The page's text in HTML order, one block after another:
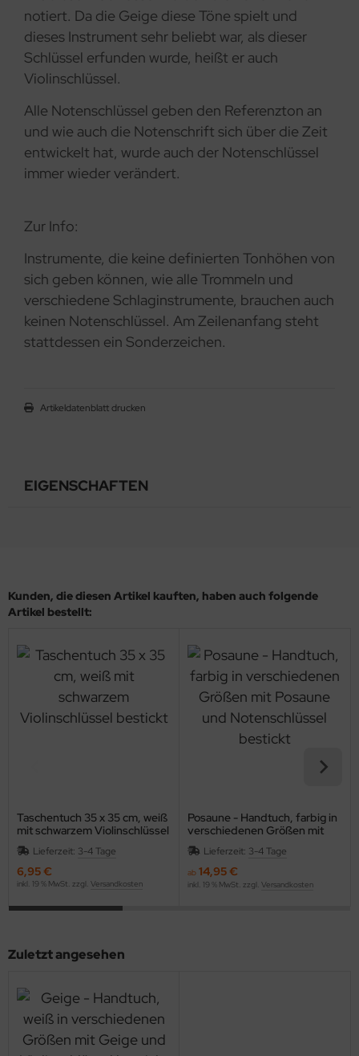
notiert. Da die Geige diese Töne spielt und
dieses Instrument sehr beliebt war, als dieser
Schlüssel erfunden wurde, heißt er auch
Violinschlüssel.
Alle Notenschlüssel geben den Referenzton an
und wie auch die Notenschrift sich über die Zeit
entwickelt hat, wurde auch der Notenschlüssel
immer wieder verändert.
Zur Info:
Instrumente, die keine definierten Tonhöhen von
sich geben können, wie alle Trommeln und
verschiedene Schlaginstrumente, brauchen auch
keinen Notenschlüssel. Am Zeilenanfang steht
stattdessen ein Sonderzeichen.
Artikeldatenblatt drucken
EIGENSCHAFTEN
Kunden, die diesen Artikel kauften, haben auch folgende
Artikel bestellt:
Taschentuch 35 x 35 cm, weiß
mit schwarzem Violinschlüssel
bestickt
Lieferzeit: 3-4 Tage
6,95 €
inkl. 19 % MwSt. zzgl. Versandkosten
Posaune - Handtuch, farbig in
verschiedenen Größen mit
Posaune und Notenschlüssel
bestickt
Lieferzeit: 3-4 Tage
ab 14,95 €
inkl. 19 % MwSt. zzgl. Versandkosten
Zuletzt angesehen